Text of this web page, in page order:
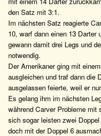
den Satz mit 3:1.
Im nächsten Satz reagierte
10, warf dann einen 13 Darter
gewann damit drei Legs und
notwendig.
Der Amerikaner ging mit
ausgleichen und traf dann die
ausgelassen feierte, weil er
Es gelang ihm im nächsten
während Carver Probleme mit
sich sogar leisten zwei
doch mit der Doppel 6